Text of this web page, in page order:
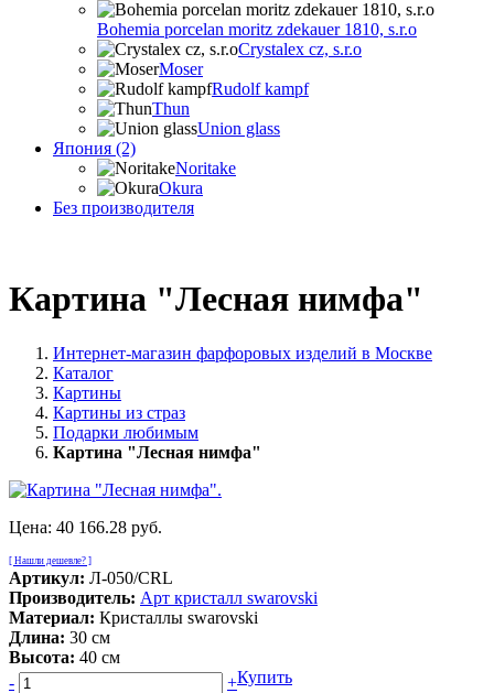
Bohemia porcelan moritz zdekauer 1810, s.r.o
Crystalex cz, s.r.o
Moser
Rudolf kampf
Thun
Union glass
Япония (2)
Noritake
Okura
Без производителя
Картина "Лесная нимфа"
Интернет-магазин фарфоровых изделий в Москве
Каталог
Картины
Картины из страз
Подарки любимым
Картина "Лесная нимфа"
Цена: 40 166.28 руб.
[ Нашли дешевле? ]
Артикул: Л-050/CRL
Производитель: Арт кристалл swarovski
Материал: Кристаллы swarovski
Длина: 30 см
Высота: 40 см
-
+Купить